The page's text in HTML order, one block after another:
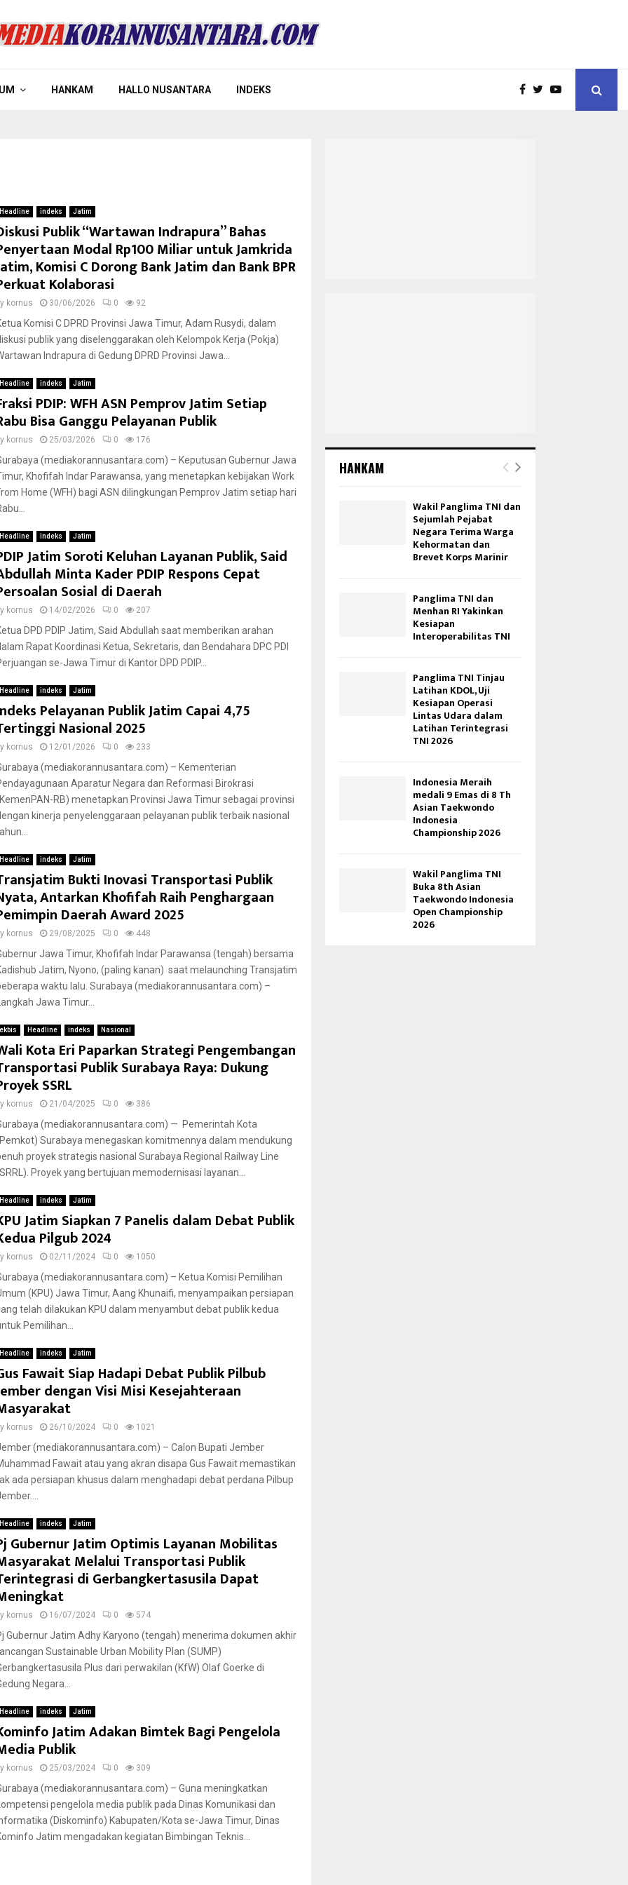
HANKAM HALLO NUSANTARA INDEKS
Headline indeks Jatim
Publik “Wartawan Indrapura” Bahas
Modal Rp100 Miliar untuk Jamkrida
Komisi C Dorong Bank Jatim dan Bank BPR
Kolaborasi
kornus 30/06/2026 0 92
Komisi C DPRD Provinsi Jawa Timur, Adam Rusydi, dalam
publik yang diselenggarakan oleh Kelompok Kerja (Pokja)
Indrapura di Gedung DPRD Provinsi Jawa...
Headline indeks Jatim
PDIP: WFH ASN Pemprov Jatim Setiap
Bisa Ganggu Pelayanan Publik
kornus 25/03/2026 0 176
(mediakorannusantara.com) – Keputusan Gubernur Jawa
Khofifah Indar Parawansa, yang menetapkan kebijakan Work
Home (WFH) bagi ASN dilingkungan Pemprov Jatim setiap hari
Headline indeks Jatim
Jatim Soroti Keluhan Layanan Publik, Said
Minta Kader PDIP Respons Cepat
Sosial di Daerah
kornus 14/02/2026 0 207
DPD PDIP Jatim, Said Abdullah saat memberikan arahan
Rapat Koordinasi Ketua, Sekretaris, dan Bendahara DPC PDI
se-Jawa Timur di Kantor DPD PDIP...
Headline indeks Jatim
Pelayanan Publik Jatim Capai 4,75
Nasional 2025
kornus 12/01/2026 0 233
(mediakorannusantara.com) – Kementerian
Aparatur Negara dan Reformasi Birokrasi
RB) menetapkan Provinsi Jawa Timur sebagai provinsi
kinerja penyelenggaraan pelayanan publik terbaik nasional
Headline indeks Jatim
Bukti Inovasi Transportasi Publik
Antarkan Khofifah Raih Penghargaan
Daerah Award 2025
kornus 29/08/2025 0 448
Jawa Timur, Khofifah Indar Parawansa (tengah) bersama
Jatim, Nyono, (paling kanan) saat melaunching Transjatim
waktu lalu. Surabaya (mediakorannusantara.com) –
Jawa Timur...
ekbis Headline indeks Nasional
Kota Eri Paparkan Strategi Pengembangan
Publik Surabaya Raya: Dukung
SSRL
kornus 21/04/2025 0 386
(mediakorannusantara.com) — Pemerintah Kota
Surabaya menegaskan komitmennya dalam mendukung
proyek strategis nasional Surabaya Regional Railway Line
Proyek yang bertujuan memodernisasi layanan...
Headline indeks Jatim
Jatim Siapkan 7 Panelis dalam Debat Publik
Pilgub 2024
kornus 02/11/2024 0 1050
(mediakorannusantara.com) – Ketua Komisi Pemilihan
(KPU) Jawa Timur, Aang Khunaifi, menyampaikan persiapan
telah dilakukan KPU dalam menyambut debat publik kedua
Pemilihan...
Headline indeks Jatim
Fawait Siap Hadapi Debat Publik Pilbub
dengan Visi Misi Kesejahteraan
kornus 26/10/2024 0 1021
(mediakorannusantara.com) – Calon Bupati Jember
Fawait atau yang akran disapa Gus Fawait memastikan
ada persiapan khusus dalam menghadapi debat perdana Pilbup
Headline indeks Jatim
Gubernur Jatim Optimis Layanan Mobilitas
Melalui Transportasi Publik
di Gerbangkertasusila Dapat
kornus 16/07/2024 0 574
Gubernur Jatim Adhy Karyono (tengah) menerima dokumen akhir
Sustainable Urban Mobility Plan (SUMP)
Plus dari perwakilan (KfW) Olaf Goerke di
Negara...
Headline indeks Jatim
Jatim Adakan Bimtek Bagi Pengelola
Publik
kornus 25/03/2024 0 309
(mediakorannusantara.com) – Guna meningkatkan
pengelola media publik pada Dinas Komunikasi dan
(Diskominfo) Kabupaten/Kota se-Jawa Timur, Dinas
Jatim mengadakan kegiatan Bimbingan Teknis...
HANKAM
Wakil Panglima TNI dan
Sejumlah Pejabat
Negara Terima Warga
Kehormatan dan
Brevet Korps Marinir
Panglima TNI dan
Menhan RI Yakinkan
Kesiapan
Interoperabilitas TNI
Panglima TNI Tinjau
Latihan KDOL, Uji
Kesiapan Operasi
Lintas Udara dalam
Latihan Terintegrasi
TNI 2026
Indonesia Meraih
medali 9 Emas di 8 Th
Asian Taekwondo
Indonesia
Championship 2026
Wakil Panglima TNI
Buka 8th Asian
Taekwondo Indonesia
Open Championship
2026